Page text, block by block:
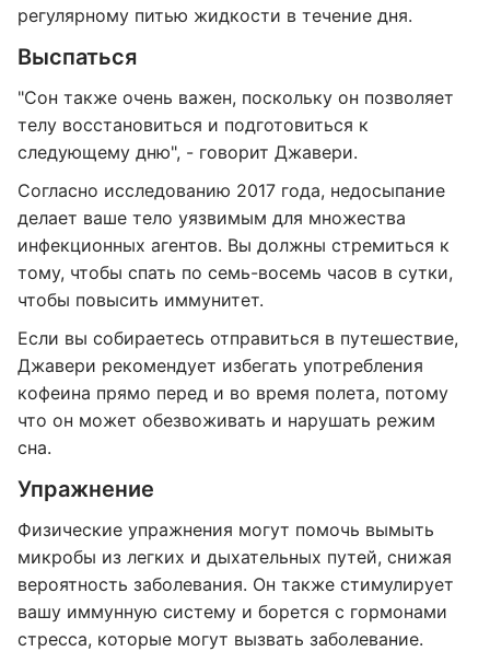
регулярному питью жидкости в течение дня.
Выспаться
"Сон также очень важен, поскольку он позволяет
телу восстановиться и подготовиться к
следующему дню", - говорит Джавери.
Согласно исследованию 2017 года, недосыпание
делает ваше тело уязвимым для множества
инфекционных агентов. Вы должны стремиться к
тому, чтобы спать по семь-восемь часов в сутки,
чтобы повысить иммунитет.
Если вы собираетесь отправиться в путешествие,
Джавери рекомендует избегать употребления
кофеина прямо перед и во время полета, потому
что он может обезвоживать и нарушать режим
сна.
Упражнение
Физические упражнения могут помочь вымыть
микробы из легких и дыхательных путей, снижая
вероятность заболевания. Он также стимулирует
вашу иммунную систему и борется с гормонами
стресса, которые могут вызвать заболевание.